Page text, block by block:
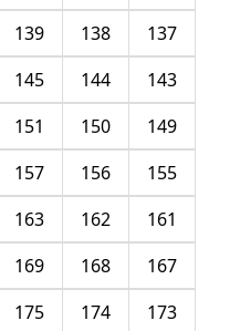
137
138
139
143
144
145
149
150
151
155
156
157
161
162
163
167
168
169
173
174
175